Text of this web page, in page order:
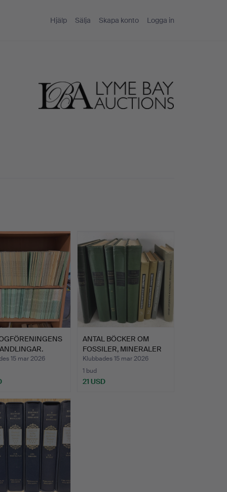
Hjälp Sälja Skapa konto Logga in
15 mar 2026
ANTAL BÖCKER OM
FOSSILER, MINERALER
OCH GE…
Klubbades 15 mar 2026
1 bud
21 USD